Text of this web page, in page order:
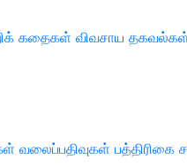
கதைகள் விவசாய
வலைப்பதிவுகள் பத்திரிகை